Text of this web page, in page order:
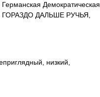
Демократическая
ГОРАЗДО ДАЛЬШЕ РУЧЬЯ,
низкий,